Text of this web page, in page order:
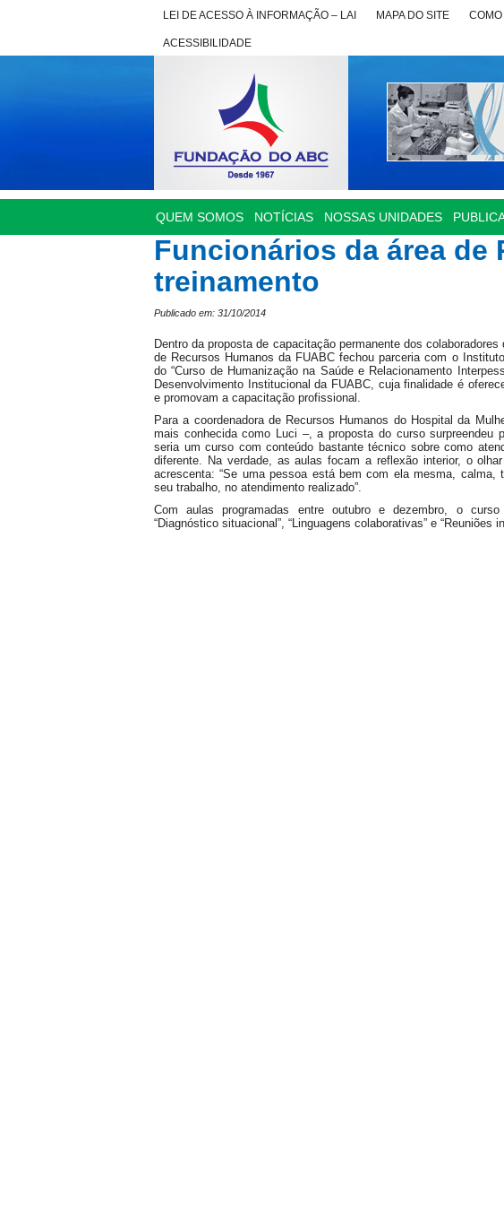
LEI DE ACESSO À INFORMAÇÃO – LAI MAPA DO SITE
ACESSIBILIDADE
QUEM SOMOS NOTÍCIAS NOSSAS UNIDADES
Funcionários da área de
treinamento
Publicado em: 31/10/2014
Dentro da proposta de capacitação permanente dos
de Recursos Humanos da FUABC fechou parceria com o
do “Curso de Humanização na Saúde e Relacionamento
Desenvolvimento Institucional da FUABC, cuja finalidade é
e promovam a capacitação profissional.
Para a coordenadora de Recursos Humanos do Hospital da
mais conhecida como Luci –, a proposta do curso surpreendeu
seria um curso com conteúdo bastante técnico sobre como
diferente. Na verdade, as aulas focam a reflexão interior, o
acrescenta: “Se uma pessoa está bem com ela mesma,
seu trabalho, no atendimento realizado”.
Com aulas programadas entre outubro e dezembro, o curso
“Diagnóstico situacional”, “Linguagens colaborativas” e “Reuniões